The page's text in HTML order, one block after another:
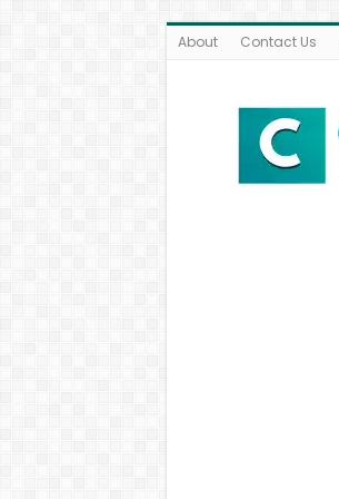
About Contact Us